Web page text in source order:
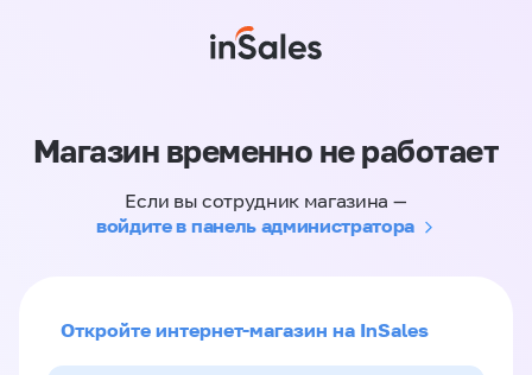
Магазин временно не работает
Если вы сотрудник магазина —
войдите в панель администратора
Откройте интернет-магазин на InSales